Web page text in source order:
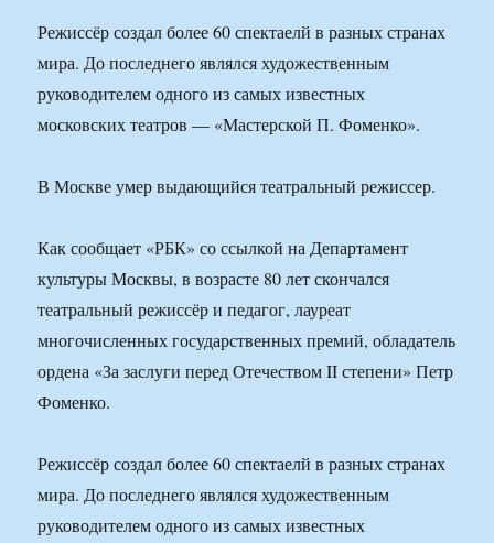
Режиссёр создал более 60 спектаелй в разных странах
мира. До последнего являлся художественным
руководителем одного из самых известных
московских театров — «Мастерской П. Фоменко».
В Москве умер выдающийся театральный режиссер.
Как сообщает «РБК» со ссылкой на Департамент
культуры Москвы, в возрасте 80 лет скончался
театральный режиссёр и педагог, лауреат
многочисленных государственных премий, обладатель
ордена «За заслуги перед Отечеством II степени» Петр
Фоменко.
Режиссёр создал более 60 спектаелй в разных странах
мира. До последнего являлся художественным
руководителем одного из самых известных